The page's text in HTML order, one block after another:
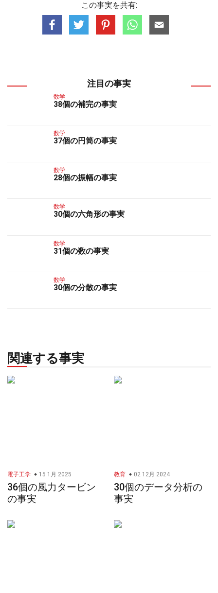
この事実を共有:
注目の事実
数学
38個の補完の事実
数学
37個の円筒の事実
数学
28個の振幅の事実
数学
30個の六角形の事実
数学
31個の数の事実
数学
30個の分散の事実
関連する事実
電子工学 15 1月 2025
36個の風力タービン
の事実
教育 02 12月 2024
30個のデータ分析の
事実